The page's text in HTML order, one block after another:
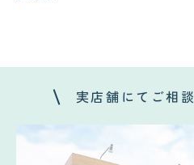
ンテナンスの合間の癒し時間
水
!
実店舗にてご相